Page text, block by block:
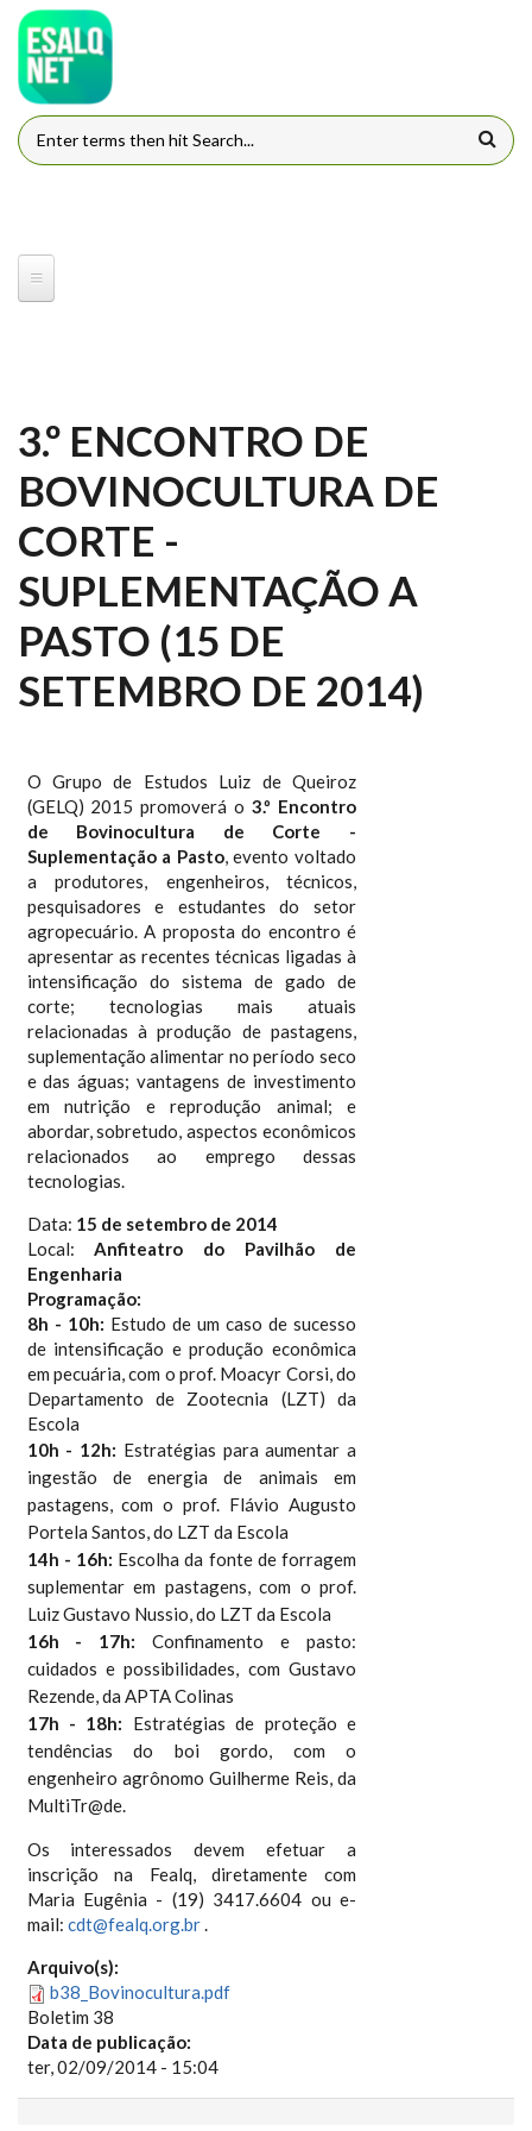
Pular para o conteúdo principal
FORMULÁRIO DE BUSCA
3.º ENCONTRO DE
BOVINOCULTURA DE
CORTE -
SUPLEMENTAÇÃO A
PASTO (15 DE
SETEMBRO DE 2014)
O Grupo de Estudos Luiz de Queiroz
(GELQ) 2015 promoverá o3.º Encontro
de Bovinocultura de Corte -
Suplementação a Pasto, evento voltado
a produtores, engenheiros, técnicos,
pesquisadores e estudantes do setor
agropecuário. A proposta do encontro é
apresentar as recentes técnicas ligadas à
intensificação do sistema de gado de
corte; tecnologias mais atuais
relacionadas à produção de pastagens,
suplementação alimentar no período seco
e das águas; vantagens de investimento
em nutrição e reprodução animal; e
abordar, sobretudo, aspectos econômicos
relacionados ao emprego dessas
tecnologias.
Data: 15 de setembro de 2014
Local:
Anfiteatro do Pavilhão de
Engenharia
Programação:
8h - 10h: Estudo de um caso de sucesso
de intensificação e produção econômica
em pecuária, com o prof. Moacyr Corsi, do
Departamento de Zootecnia (LZT) da
Escola
10h - 12h: Estratégias para aumentar a
ingestão de energia de animais em
pastagens, com o prof. Flávio Augusto
Portela Santos,do LZT da Escola
14h - 16h: Escolha da fonte de forragem
suplementar em pastagens, com oprof.
Luiz Gustavo Nussio,do LZT da Escola
16h - 17h:Confinamento e pasto:
cuidados e possibilidades, comGustavo
Rezende, da APTA Colinas
17h - 18h: Estratégias de proteção e
tendências do boi gordo, com o
engenheiro agrônomo Guilherme Reis, da
MultiTr@de.
Os interessados devem efetuar a
inscrição na Fealq, diretamente com
Maria Eugênia - (19) 3417.6604 ou e-
mail: cdt@fealq.org.br.
Arquivo(s):
b38_Bovinocultura.pdf
Boletim 38
Data de publicação:
ter, 02/09/2014 - 15:04